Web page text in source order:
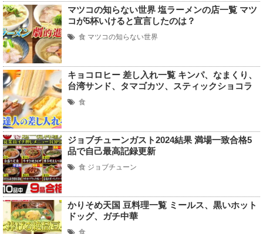
マツコの知らない世界 塩ラーメンの店一覧 マツ
コが5杯いけると宣言したのは？
食 マツコの知らない世界
キョコロヒー 差し入れ一覧 キンパ、なまくり、
台湾サンド、タマゴカツ、スティックショコラ
食
ジョブチューンガスト2024結果 満場一致合格5
品で自己最高記録更新
食 ジョブチューン
かりそめ天国 豆料理一覧 ミールス、黒いホット
ドッグ、ガチ中華
食